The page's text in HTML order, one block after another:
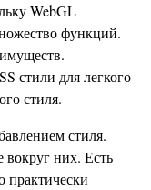
WebGL
функций.
стили для легкого
стиля.
стиля.
вокруг них. Есть
практически